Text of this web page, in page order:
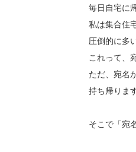
毎日自宅に
私は集合住
圧倒的に多
これって、
ただ、宛名
持ち帰りま
そこで「宛